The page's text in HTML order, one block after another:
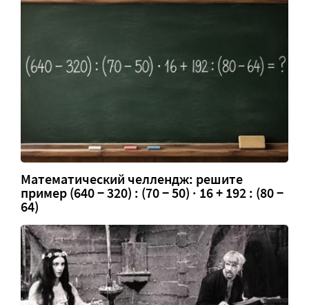
Математический челлендж: решите
пример (640 − 320) : (70 − 50) · 16 + 192 : (80 −
64)